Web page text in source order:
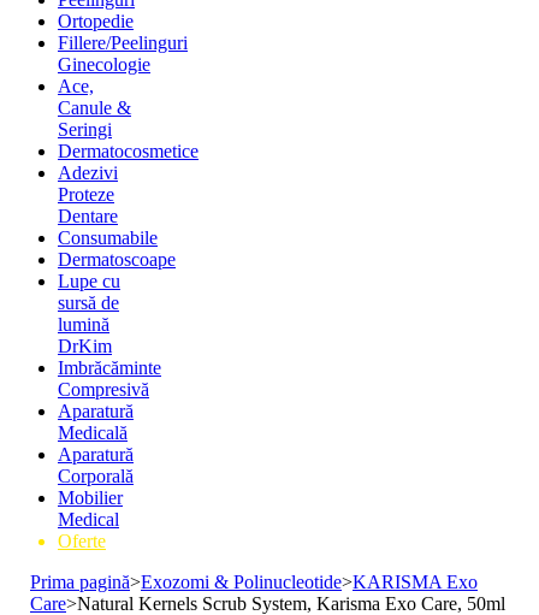
Ortopedie
Fillere/Peelinguri
Ginecologie
Ace,
Canule &
Seringi
Dermatocosmetice
Adezivi
Proteze
Dentare
Consumabile
Dermatoscoape
Lupe cu
sursă de
lumină
DrKim
Imbrăcăminte
Compresivă
Aparatură
Medicală
Aparatură
Corporală
Mobilier
Medical
Oferte
Prima pagină>Exozomi & Polinucleotide>KARISMA Exo
Care>Natural Kernels Scrub System, Karisma Exo Care, 50ml